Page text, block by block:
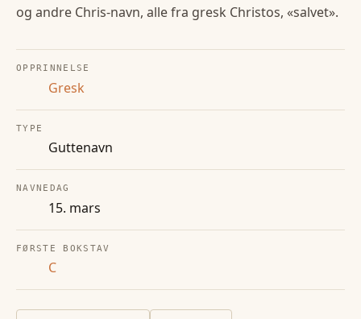
og andre Chris-navn, alle fra gresk Christos, «salvet».
OPPRINNELSE
Gresk
TYPE
Guttenavn
NAVNEDAG
15. mars
FØRSTE BOKSTAV
C